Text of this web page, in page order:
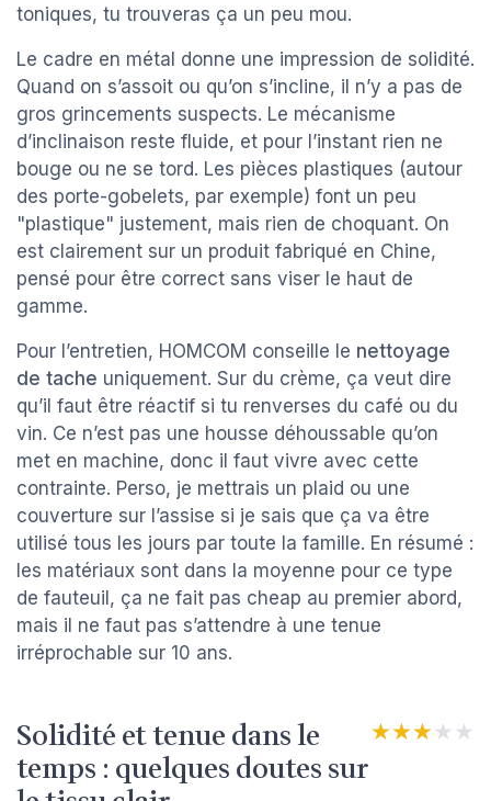
toniques, tu trouveras ça un peu mou.
Le cadre en métal donne une impression de solidité.
Quand on s’assoit ou qu’on s’incline, il n’y a pas de
gros grincements suspects. Le mécanisme
d’inclinaison reste fluide, et pour l’instant rien ne
bouge ou ne se tord. Les pièces plastiques (autour
des porte-gobelets, par exemple) font un peu
"plastique" justement, mais rien de choquant. On
est clairement sur un produit fabriqué en Chine,
pensé pour être correct sans viser le haut de
gamme.
Pour l’entretien, HOMCOM conseille le nettoyage
de tache uniquement. Sur du crème, ça veut dire
qu’il faut être réactif si tu renverses du café ou du
vin. Ce n’est pas une housse déhoussable qu’on
met en machine, donc il faut vivre avec cette
contrainte. Perso, je mettrais un plaid ou une
couverture sur l’assise si je sais que ça va être
utilisé tous les jours par toute la famille. En résumé :
les matériaux sont dans la moyenne pour ce type
de fauteuil, ça ne fait pas cheap au premier abord,
mais il ne faut pas s’attendre à une tenue
irréprochable sur 10 ans.
Solidité et tenue dans le
temps : quelques doutes sur
★★★★★
★★★★★